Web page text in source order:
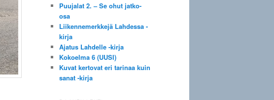
Puujalat 2. – Se ohut jatko-
osa
Liikennemerkkejä Lahdessa -
kirja
Ajatus Lahdelle -kirja
Kokoelma 6 (UUSI)
Kuvat kertovat eri tarinaa kuin
sanat -kirja